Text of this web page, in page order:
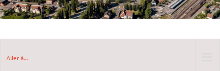
Aller à...